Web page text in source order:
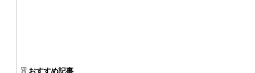
おすすめ記事